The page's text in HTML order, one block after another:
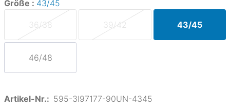
Größe : 43/45
36/38 39/42 43/45
46/48
Artikel-Nr.: 595-3I97177-90UN-4345